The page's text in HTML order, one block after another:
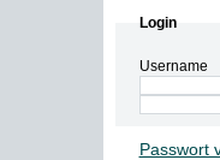
Login
Username
Passwort